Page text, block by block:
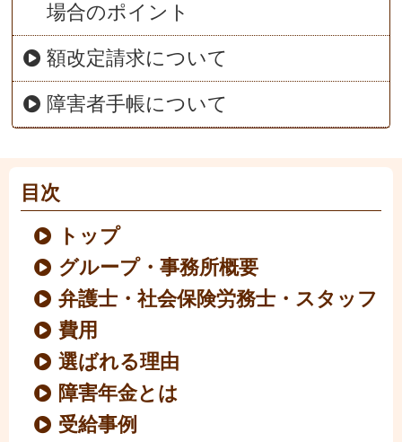
場合のポイント
額改定請求について
障害者手帳について
目次
トップ
グループ・事務所概要
弁護士・社会保険労務士・スタッフ
費用
選ばれる理由
障害年金とは
受給事例